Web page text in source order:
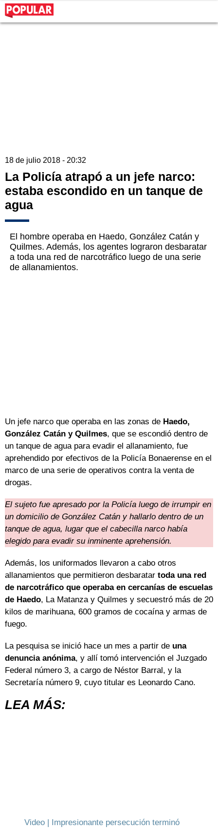
18 de julio 2018 - 20:32
La Policía atrapó a un jefe narco:
estaba escondido en un tanque de
agua
El hombre operaba en Haedo, González Catán y
Quilmes. Además, los agentes lograron desbaratar
a toda una red de narcotráfico luego de una serie
de allanamientos.
Un jefe narco que operaba en las zonas de Haedo,
González Catán y Quilmes, que se escondió dentro de
un tanque de agua para evadir el allanamiento, fue
aprehendido por efectivos de la Policía Bonaerense en el
marco de una serie de operativos contra la venta de
drogas.
El sujeto fue apresado por la Policía luego de irrumpir en
un domicilio de González Catán y hallarlo dentro de un
tanque de agua, lugar que el cabecilla narco había
elegido para evadir su inminente aprehensión.
Además, los uniformados llevaron a cabo otros
allanamientos que permitieron desbaratar toda una red
de narcotráfico que operaba en cercanías de escuelas
de Haedo, La Matanza y Quilmes y secuestró más de 20
kilos de marihuana, 600 gramos de cocaína y armas de
fuego.
La pesquisa se inició hace un mes a partir de una
denuncia anónima, y allí tomó intervención el Juzgado
Federal número 3, a cargo de Néstor Barral, y la
Secretaría número 9, cuyo titular es Leonardo Cano.
LEA MÁS:
Video | Impresionante persecución terminó